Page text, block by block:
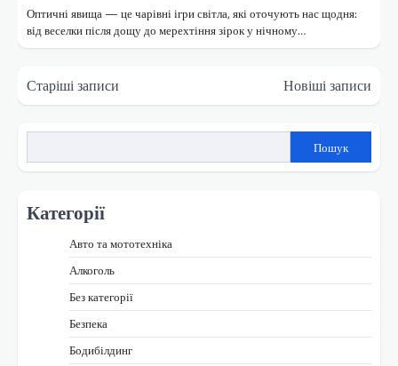
Оптичні явища — це чарівні ігри світла, які оточують нас щодня:
від веселки після дощу до мерехтіння зірок у нічному…
Навігація
за
записами
Старіші записи Новіші записи
Пошук
Категорії
Авто та мототехніка
Алкоголь
Без категорії
Безпека
Бодибілдинг